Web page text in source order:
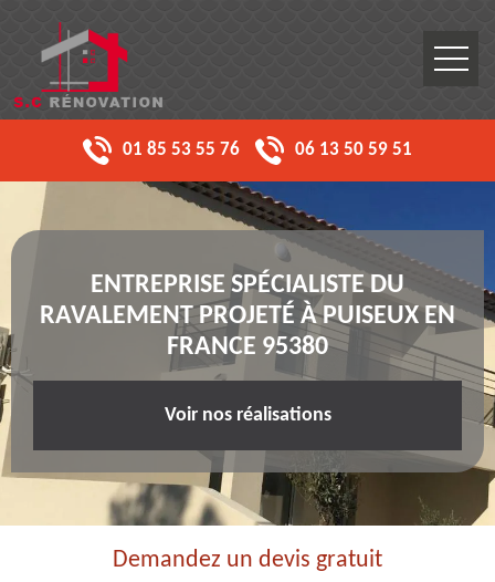
01 85 53 55 76 06 13 50 59 51
ENTREPRISE SPÉCIALISTE DU
RAVALEMENT PROJETÉ À PUISEUX EN
FRANCE 95380
Voir nos réalisations
Demandez un devis gratuit